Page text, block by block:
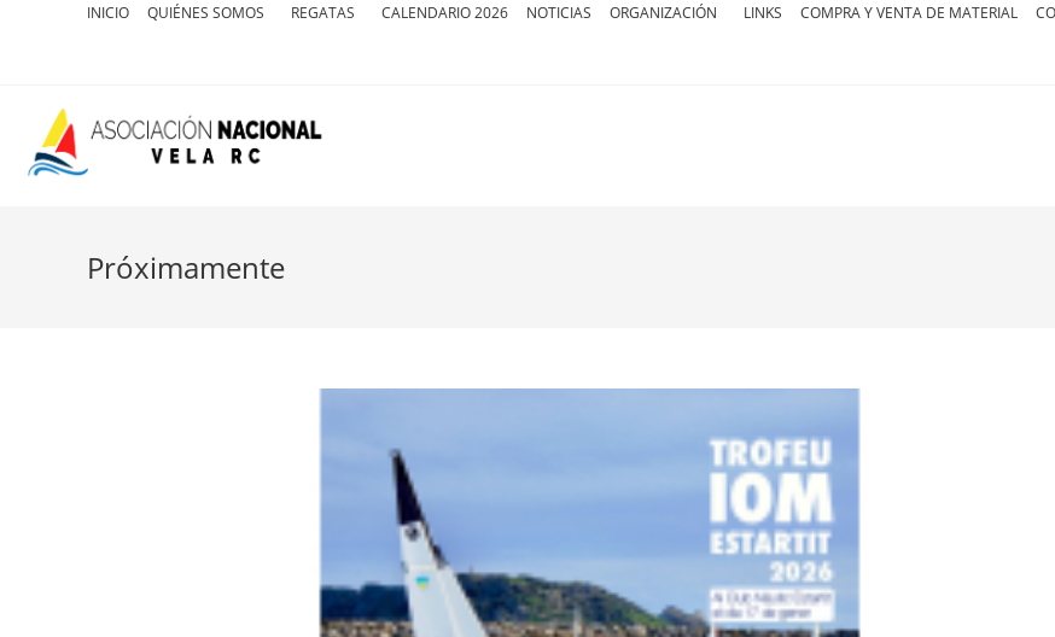
INICIO QUIÉNES SOMOS REGATAS CALENDARIO 2026 NOTICIAS ORGANIZACIÓN LINKS COMPRA Y VENTA DE MATERIAL
Próximamente